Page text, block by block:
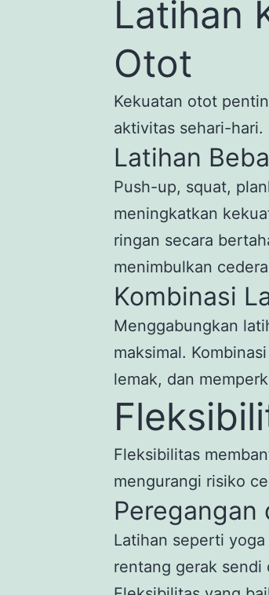
Latihan
Otot
Kekuatan otot
aktivitas sehari-hari.
Latihan
Push-up, squat,
meningkatkan
ringan secara
menimbulkan
Kombinasi
Menggabungkan
maksimal.
lemak, dan
Fleksibilitas
mengurangi risiko
Peregangan
Latihan seperti
rentang gerak sendi